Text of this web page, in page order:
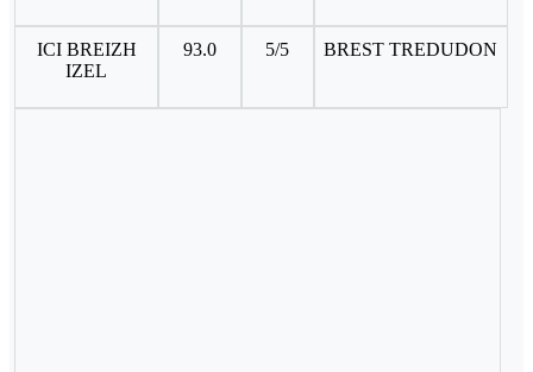
ICI BREIZH
IZEL
93.0 5/5 BREST TREDUDON